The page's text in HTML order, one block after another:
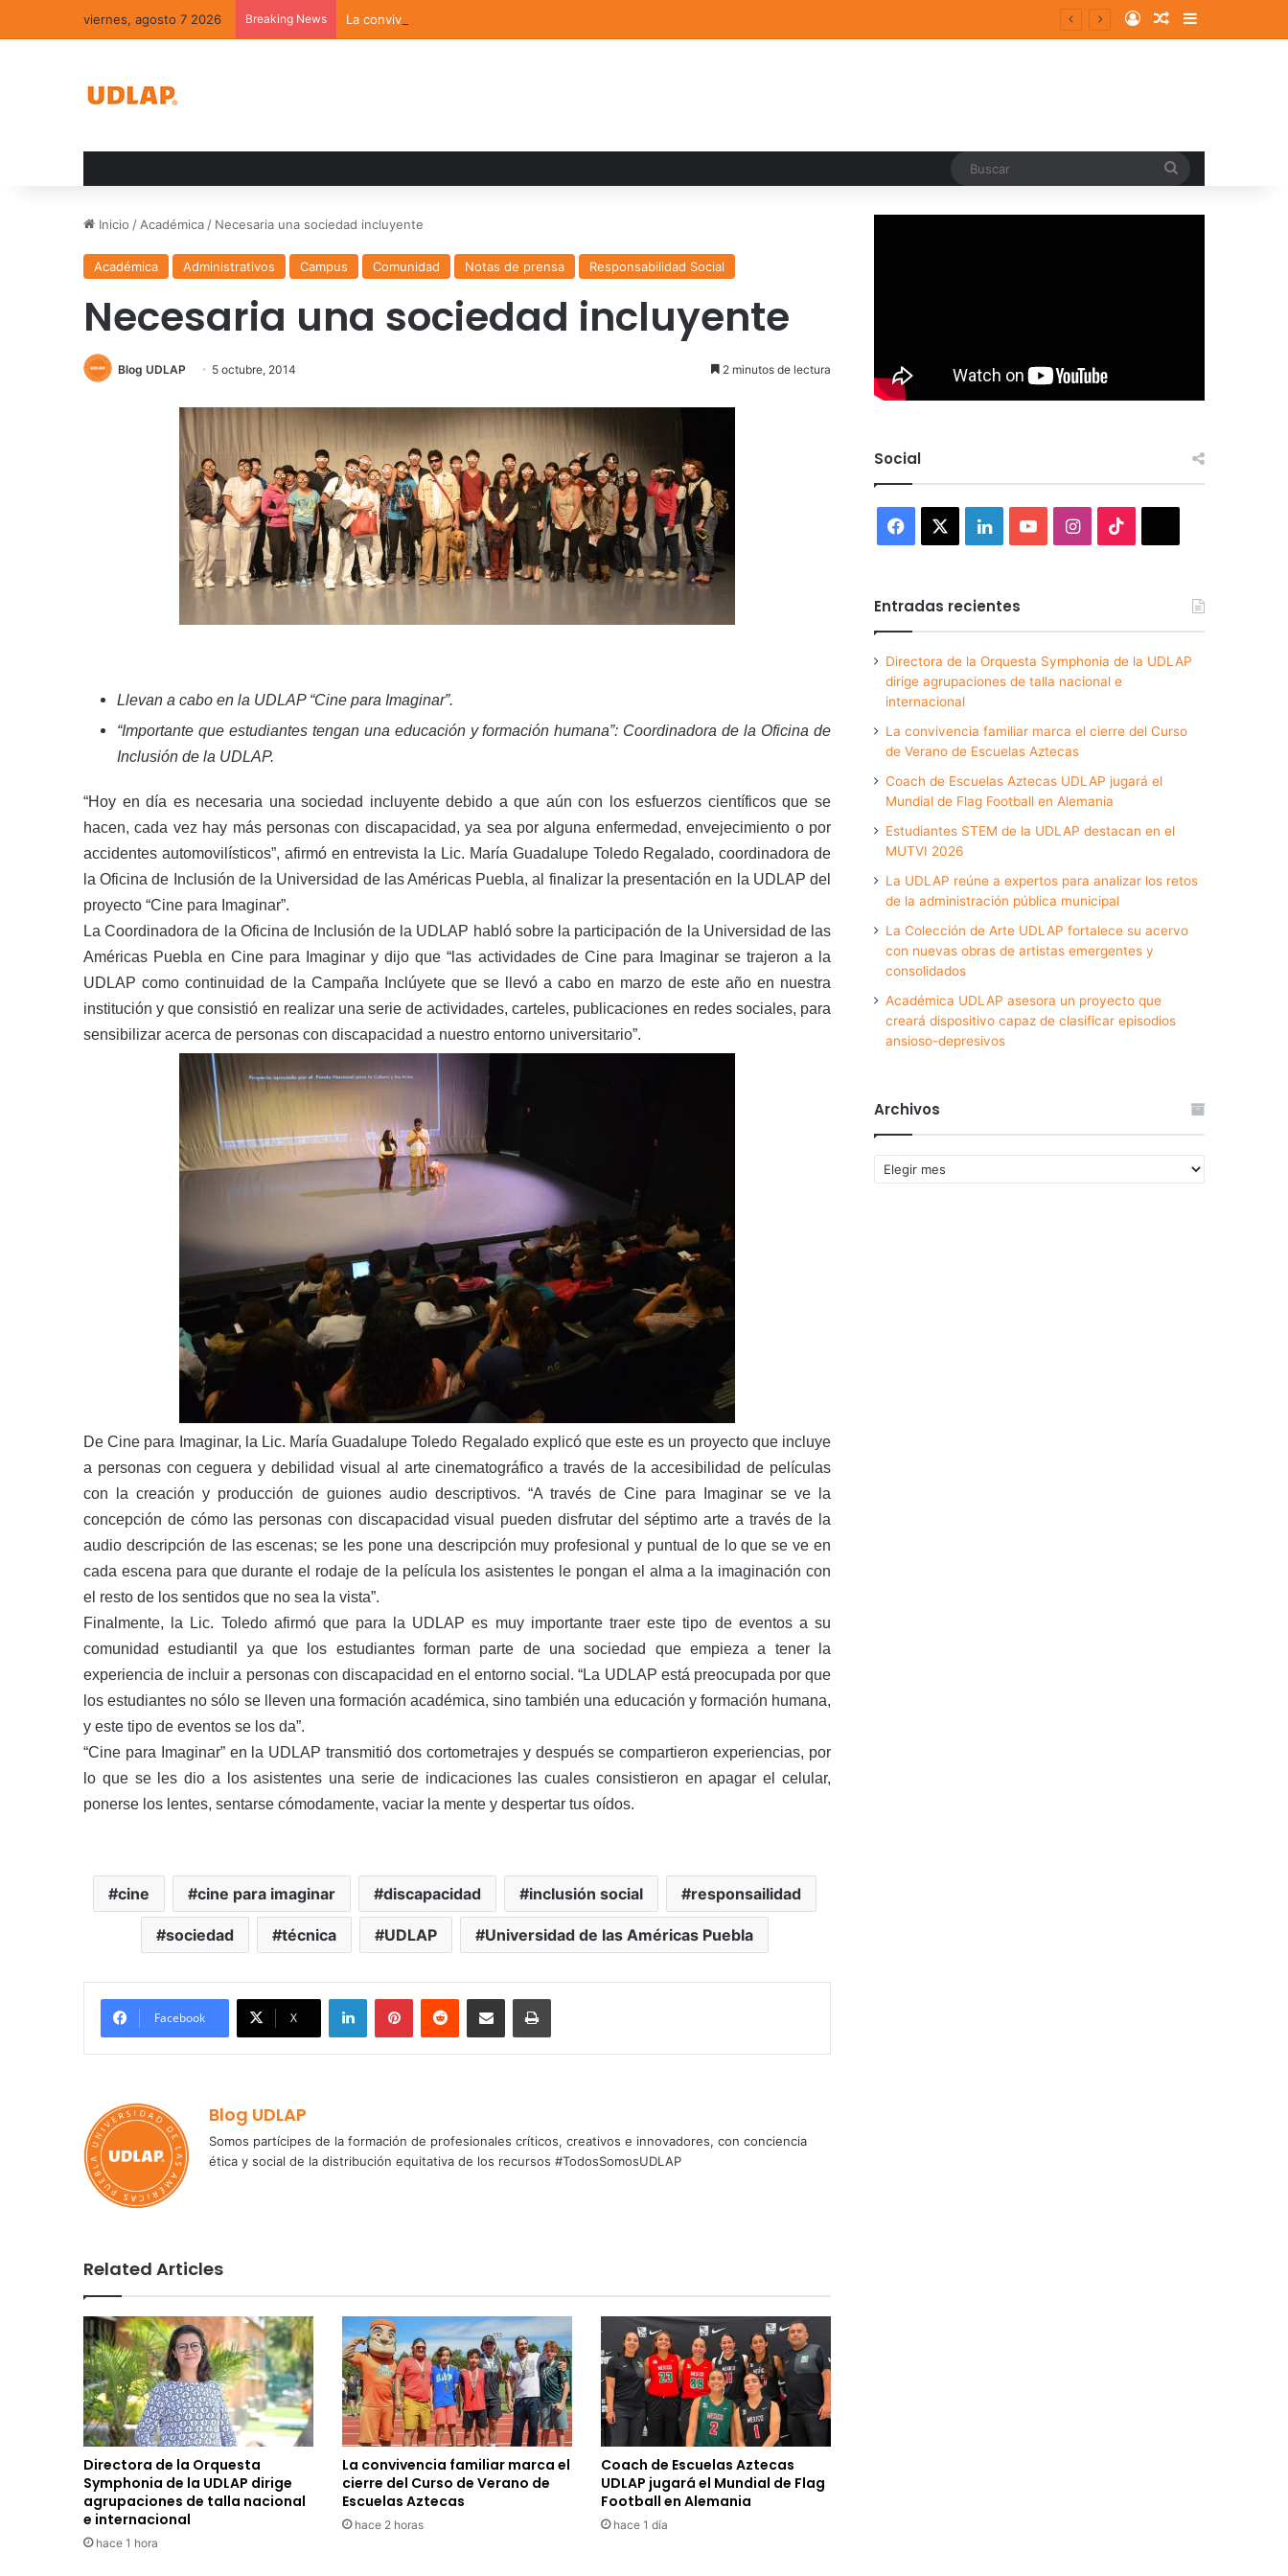
viernes, agosto 7 2026 Breaking News La convivencia familiar marca el cierre del Curso de Verano de Escuelas Aztecas Log InRandom Article
Sidebar
Inicio / Académica / Necesaria una sociedad incluyente
Académica Administrativos Campus Comunidad Notas de prensa Responsabilidad Social
Necesaria una sociedad incluyente
Blog UDLAP 5 octubre, 2014 2 minutos de lectura
Llevan a cabo en la UDLAP “Cine para Imaginar”.
“Importante que estudiantes tengan una educación y formación humana”: Coordinadora de la Oficina de
Inclusión de la UDLAP.
“Hoy en día es necesaria una sociedad incluyente debido a que aún con los esfuerzos científicos que se
hacen, cada vez hay más personas con discapacidad, ya sea por alguna enfermedad, envejecimiento o por
accidentes automovilísticos”, afirmó en entrevista la Lic. María Guadalupe Toledo Regalado, coordinadora de
la Oficina de Inclusión de la Universidad de las Américas Puebla, al finalizar la presentación en la UDLAP del
proyecto “Cine para Imaginar”.
La Coordinadora de la Oficina de Inclusión de la UDLAP habló sobre la participación de la Universidad de las
Américas Puebla en Cine para Imaginar y dijo que “las actividades de Cine para Imaginar se trajeron a la
UDLAP como continuidad de la Campaña Inclúyete que se llevó a cabo en marzo de este año en nuestra
institución y que consistió en realizar una serie de actividades, carteles, publicaciones en redes sociales, para
sensibilizar acerca de personas con discapacidad a nuestro entorno universitario”.
De Cine para Imaginar, la Lic. María Guadalupe Toledo Regalado explicó que este es un proyecto que incluye
a personas con ceguera y debilidad visual al arte cinematográfico a través de la accesibilidad de películas
con la creación y producción de guiones audio descriptivos. “A través de Cine para Imaginar se ve la
concepción de cómo las personas con discapacidad visual pueden disfrutar del séptimo arte a través de la
audio descripción de las escenas; se les pone una descripción muy profesional y puntual de lo que se ve en
cada escena para que durante el rodaje de la película los asistentes le pongan el alma a la imaginación con
el resto de los sentidos que no sea la vista”.
Finalmente, la Lic. Toledo afirmó que para la UDLAP es muy importante traer este tipo de eventos a su
comunidad estudiantil ya que los estudiantes forman parte de una sociedad que empieza a tener la
experiencia de incluir a personas con discapacidad en el entorno social. “La UDLAP está preocupada por que
los estudiantes no sólo se lleven una formación académica, sino también una educación y formación humana,
y este tipo de eventos se los da”.
“Cine para Imaginar” en la UDLAP transmitió dos cortometrajes y después se compartieron experiencias, por
lo que se les dio a los asistentes una serie de indicaciones las cuales consistieron en apagar el celular,
ponerse los lentes, sentarse cómodamente, vaciar la mente y despertar tus oídos.
cine cine para imaginar discapacidad inclusión social responsailidad
sociedad técnica UDLAP Universidad de las Américas Puebla
Facebook X
LinkedInPinterestReddit Share via Email Print
Blog UDLAP
Somos partícipes de la formación de profesionales críticos, creativos e innovadores, con conciencia
ética y social de la distribución equitativa de los recursos #TodosSomosUDLAP
Related Articles
Directora de la Orquesta
Symphonia de la UDLAP dirige
agrupaciones de talla nacional
e internacional
hace 1 hora
La convivencia familiar marca el
cierre del Curso de Verano de
Escuelas Aztecas
hace 2 horas
Coach de Escuelas Aztecas
UDLAP jugará el Mundial de Flag
Football en Alemania
hace 1 día
Social
Facebook LinkedInYouTubeInstagram
Entradas recientes
Directora de la Orquesta Symphonia de la UDLAP
dirige agrupaciones de talla nacional e
internacional
La convivencia familiar marca el cierre del Curso
de Verano de Escuelas Aztecas
Coach de Escuelas Aztecas UDLAP jugará el
Mundial de Flag Football en Alemania
Estudiantes STEM de la UDLAP destacan en el
MUTVI 2026
La UDLAP reúne a expertos para analizar los retos
de la administración pública municipal
La Colección de Arte UDLAP fortalece su acervo
con nuevas obras de artistas emergentes y
consolidados
Académica UDLAP asesora un proyecto que
creará dispositivo capaz de clasificar episodios
ansioso-depresivos
Archivos
Archivos